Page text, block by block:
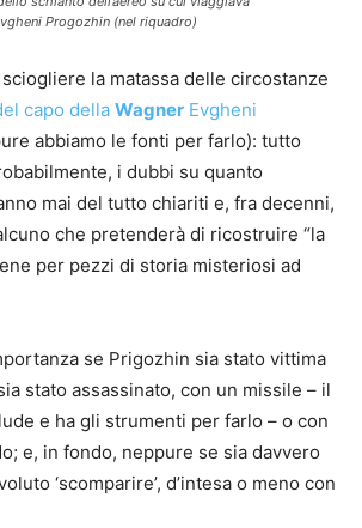
Progozhin (nel riquadro)
la matassa delle circostanze
capo della Wagner Evgheni
abbiamo le fonti per farlo): tutto
i dubbi su quanto
mai del tutto chiariti e, fra decenni,
che pretenderà di ricostruire “la
per pezzi di storia misteriosi ad
se Prigozhin sia stato vittima
stato assassinato, con un missile – il
e ha gli strumenti per farlo – o con
e, in fondo, neppure se sia davvero
‘scomparire’, d’intesa o meno con